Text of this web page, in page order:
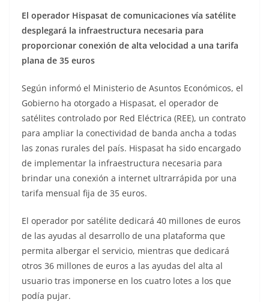
El operador Hispasat de comunicaciones vía satélite
desplegará la infraestructura necesaria para
proporcionar conexión de alta velocidad a una tarifa
plana de 35 euros
Según informó el Ministerio de Asuntos Económicos, el
Gobierno ha otorgado a Hispasat, el operador de
satélites controlado por Red Eléctrica (REE), un contrato
para ampliar la conectividad de banda ancha a todas
las zonas rurales del país. Hispasat ha sido encargado
de implementar la infraestructura necesaria para
brindar una conexión a internet ultrarrápida por una
tarifa mensual fija de 35 euros.
El operador por satélite dedicará 40 millones de euros
de las ayudas al desarrollo de una plataforma que
permita albergar el servicio, mientras que dedicará
otros 36 millones de euros a las ayudas del alta al
usuario tras imponerse en los cuatro lotes a los que
podía pujar.